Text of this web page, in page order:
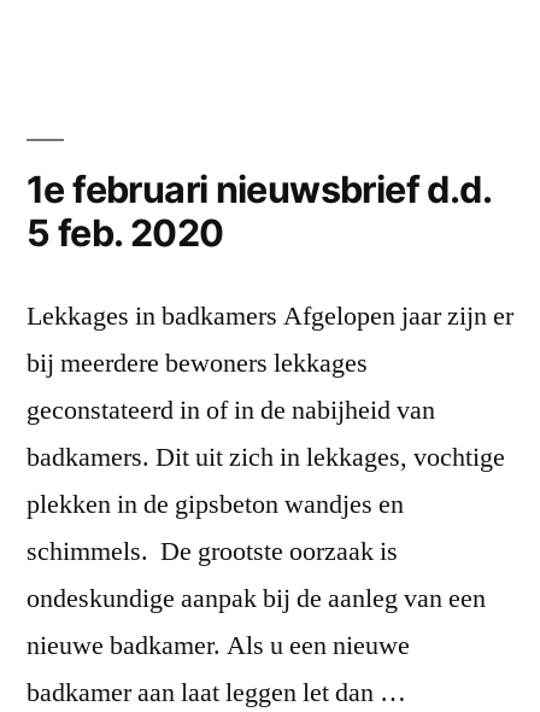
2020)”
feb.
1e februari nieuwsbrief d.d.
5 feb. 2020
Lekkages in badkamers Afgelopen jaar zijn er
bij meerdere bewoners lekkages
geconstateerd in of in de nabijheid van
badkamers. Dit uit zich in lekkages, vochtige
plekken in de gipsbeton wandjes en
schimmels. De grootste oorzaak is
ondeskundige aanpak bij de aanleg van een
nieuwe badkamer. Als u een nieuwe
badkamer aan laat leggen let dan …